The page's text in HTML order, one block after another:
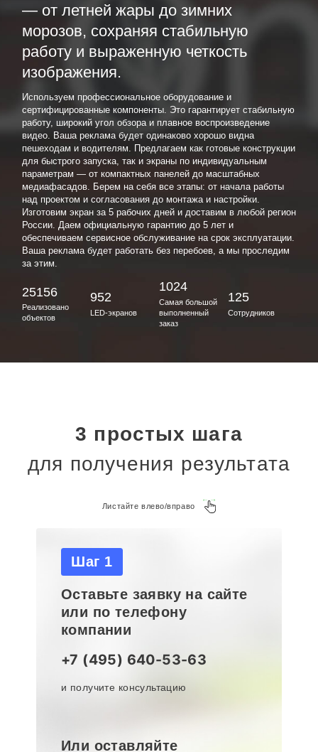
— от летней жары до зимних
морозов, сохраняя стабильную
работу и выраженную четкость
изображения.
Используем профессиональное оборудование и
сертифицированные компоненты. Это гарантирует стабильную
работу, широкий угол обзора и плавное воспроизведение
видео. Ваша реклама будет одинаково хорошо видна
пешеходам и водителям. Предлагаем как готовые конструкции
для быстрого запуска, так и экраны по индивидуальным
параметрам — от компактных панелей до масштабных
медиафасадов. Берем на себя все этапы: от начала работы
над проектом и согласования до монтажа и настройки.
Изготовим экран за 5 рабочих дней и доставим в любой регион
России. Даем официальную гарантию до 5 лет и
обеспечиваем сервисное обслуживание на срок эксплуатации.
Ваша реклама будет работать без перебоев, а мы проследим
за этим.
25156
Реализовано
объектов
952
LED-экранов
1024
Самая большой
выполненный
заказ
125
Сотрудников
3 простых шага
для получения результата
Листайте влево/вправо
Шаг 1
Оставьте заявку на сайте
или по телефону
компании
+7 (495) 640-53-63
и получите консультацию
Или оставляйте